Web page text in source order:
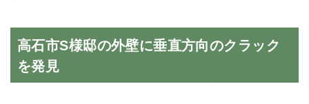
高石市S様邸の外壁に垂直方向のクラック
を発見